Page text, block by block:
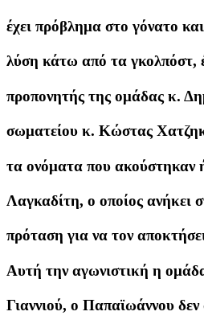
έχει πρόβλημα στο γόνατο
λύση κάτω από τα γκολπόστ,
προπονητής της ομάδας κ.
σωματείου κ. Κώστας
τα ονόματα που ακούστηκαν
Λαγκαδίτη, ο οποίος ανήκει
πρόταση για να τον
Αυτή την αγωνιστική η
Γιαννιού, ο Παπαϊωάννου